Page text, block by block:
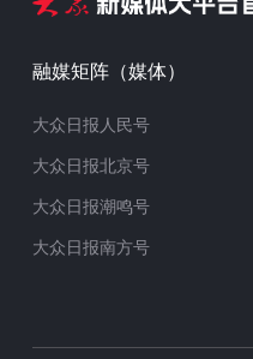
融媒矩阵（媒体）
大众日报人民号
大众日报北京号
大众日报潮鸣号
大众日报南方号